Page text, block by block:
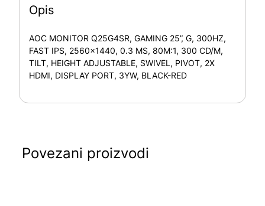
Opis
AOC MONITOR Q25G4SR, GAMING 25”, G, 300HZ,
FAST IPS, 2560×1440, 0.3 MS, 80M:1, 300 CD/M,
TILT, HEIGHT ADJUSTABLE, SWIVEL, PIVOT, 2X
HDMI, DISPLAY PORT, 3YW, BLACK-RED
Povezani proizvodi